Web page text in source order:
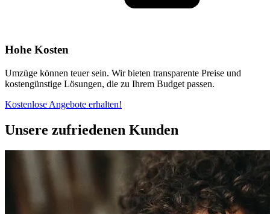
Hohe Kosten
Umzüge können teuer sein. Wir bieten transparente Preise und
kostengünstige Lösungen, die zu Ihrem Budget passen.
Kostenlose Angebote erhalten!
Unsere zufriedenen Kunden